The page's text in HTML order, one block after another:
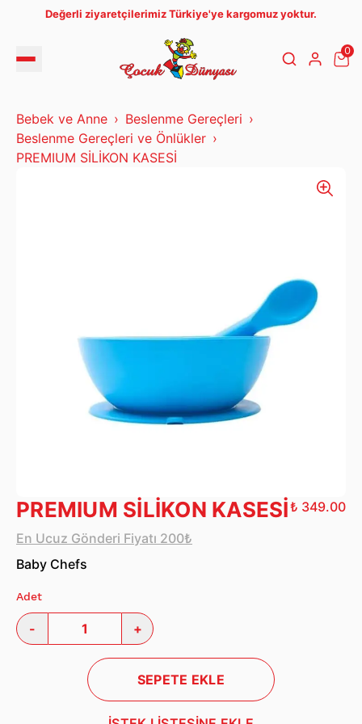
Değerli ziyaretçilerimiz Türkiye'ye kargomuz yoktur.
0
Bebek ve Anne
Beslenme Gereçleri
Beslenme Gereçleri ve Önlükler
PREMIUM SİLİKON KASESİ
PREMIUM SİLİKON KASESİ
En Ucuz Gönderi Fiyatı 200₺
₺ 349.00
Baby Chefs
Adet
- +
SEPETE EKLE